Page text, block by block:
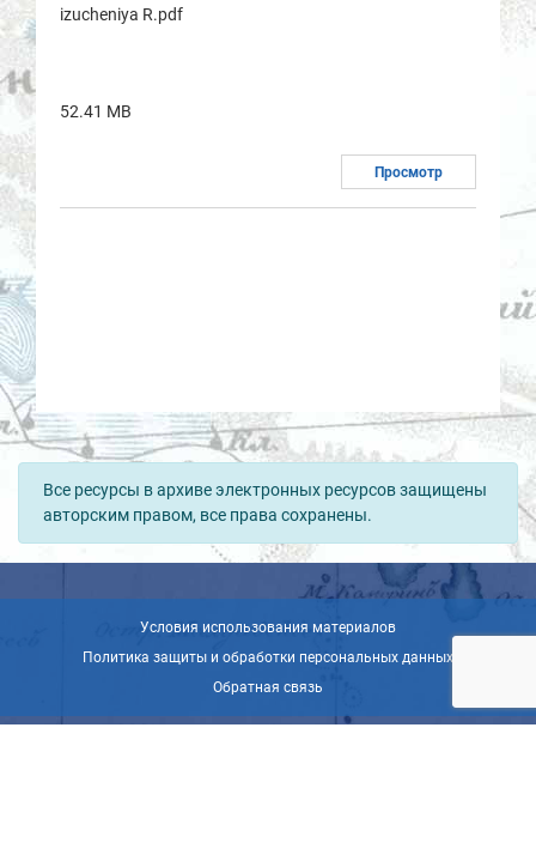
izucheniya R.pdf
52.41 MB
Просмотр
Все ресурсы в архиве электронных ресурсов защищены
авторским правом, все права сохранены.
Условия использования материалов
Политика защиты и обработки персональных данных
Обратная связь